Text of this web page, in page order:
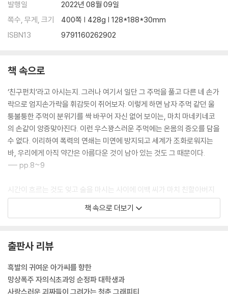
발행일
2022년 08월 09일
쪽수, 무게, 크기
400쪽 | 428g | 128*188*30mm
ISBN13
9791160262902
책 속으로
‘친구펀치’라고 아시는지. 그러나 여기서 일단 그 주먹을 풀고 다른 네 손가
락으로 엄지손가락을 휘감듯이 쥐어보자. 이렇게 하면 남자 주먹 같던 울
퉁불퉁한 주먹이 분위기를 싹 바꾸어 자신 없어 보이는, 마치 마네키네코
의 손같이 앙증맞아진다. 이런 우스꽝스러운 주먹에는 온몸의 증오를 담을
수 없다. 이리하여 폭력의 연쇄는 미연에 방지되고 세계가 조화로워지는
바, 우리에게 아직 약간은 아름다운 것이 남아 있는 것도 그 때문이다.
--- pp.8~9
시간이 흐르는 것도 잊고 술을 마시는 사이에 이백 씨가 마치 친할아버지
인 것처럼 마음이 편안해졌습니다. 말을 주고받지는 않았지만 왠지 이백
씨가 계속해서 말을 걸어오는 것 같은 느낌이었습니다.
잔, 또 한 잔.”
“이백 씨는 행복한가요?”
“물론.”
“그건 정말 기쁜 일이에요.”
책 속으로 더보기
출판사 리뷰
흑발의 귀여운 아가씨를 향한
망상폭주 자의식초과잉 순정파 대학생과
사랑스러운 괴짜들이 그려가는 청춘 그래피티